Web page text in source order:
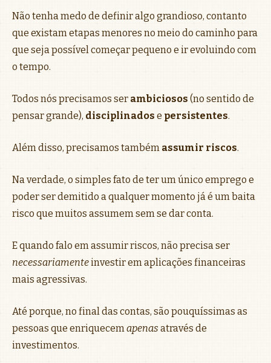
Não tenha medo de definir algo grandioso, contanto
que existam etapas menores no meio do caminho para
que seja possível começar pequeno e ir evoluindo com
o tempo.
Todos nós precisamos ser ambiciosos (no sentido de
pensar grande), disciplinados e persistentes.
Além disso, precisamos também assumir riscos.
Na verdade, o simples fato de ter um único emprego e
poder ser demitido a qualquer momento já é um baita
risco que muitos assumem sem se dar conta.
E quando falo em assumir riscos, não precisa ser
necessariamenteinvestir em aplicações financeiras
mais agressivas.
Até porque, no final das contas, são pouquíssimas as
pessoas que enriquecemapenas através de
investimentos.